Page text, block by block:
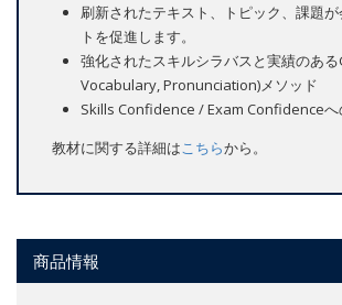
刷新されたテキスト、トピック、課題
トを促進します。
強化されたスキルシラバスと実績のあ
Vocabulary, Pronunciation)メソッド
Skills Confidence / Exam Confidenceへ
教材に関する詳細はこちらから。
商品情報